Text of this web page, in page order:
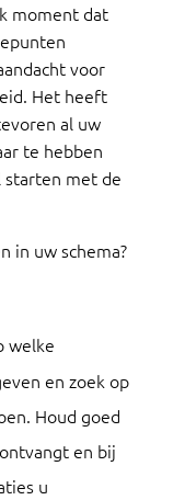
moment dat
voor
Het heeft
al uw
te hebben
starten met de
in uw schema?
welke
en zoek op
Houd goed
en bij
u